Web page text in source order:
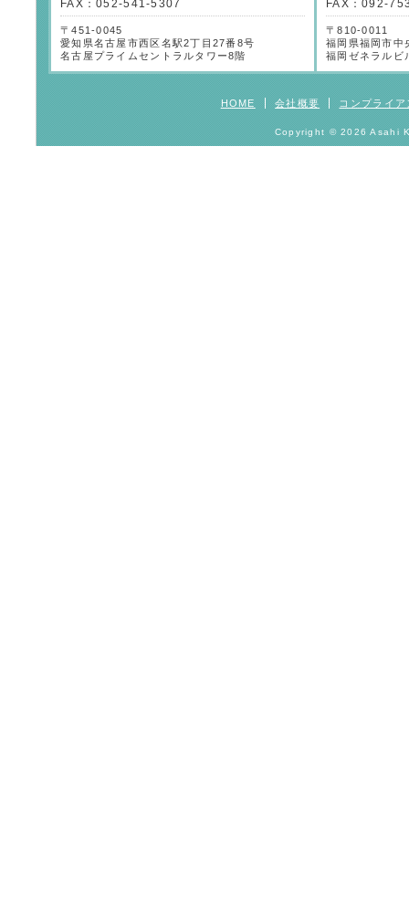
FAX：052-541-5307
〒451-0045
愛知県名古屋市西区名駅2丁目27番8号
名古屋プライムセントラルタワー8階
FAX：092-
〒810-0011
福岡県福岡市中
福岡ゼネラルビ
HOME 会社概要 コンプライア
Copyright © 2026 Asahi